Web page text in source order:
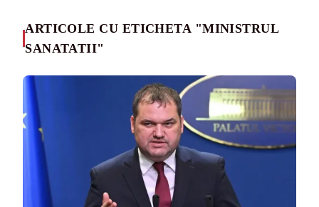
ARTICOLE CU ETICHETA "MINISTRUL
SANATATII"